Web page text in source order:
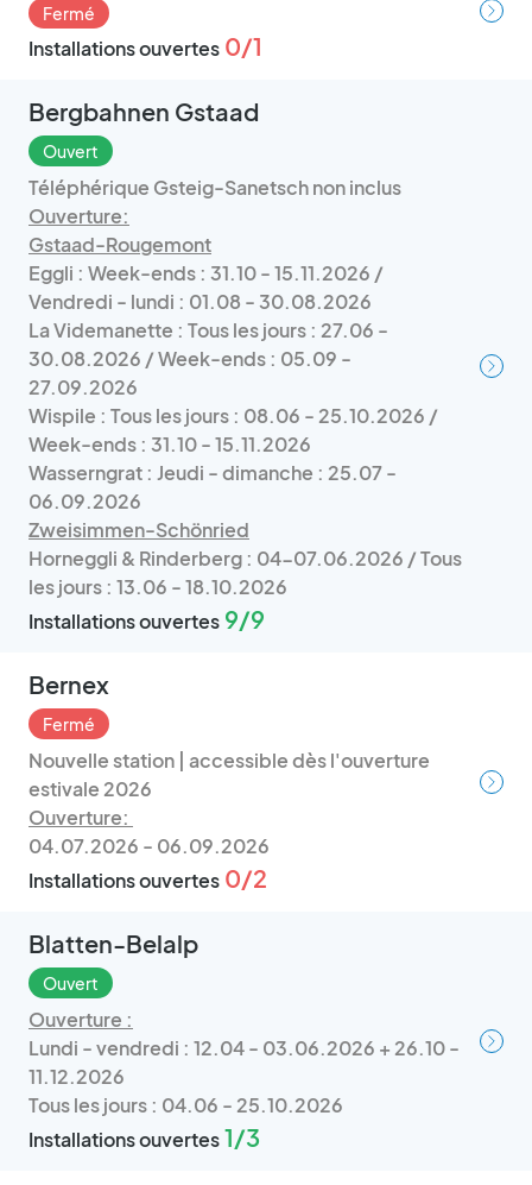
Fermé
Installations ouvertes 0/1
Bergbahnen Gstaad
Ouvert
Téléphérique Gsteig-Sanetsch non inclus
Ouverture:
Gstaad-Rougemont
Eggli : Week-ends : 31.10 - 15.11.2026 /
Vendredi - lundi : 01.08 - 30.08.2026
La Videmanette : Tous les jours : 27.06 -
30.08.2026 / Week-ends : 05.09 -
27.09.2026
Wispile : Tous les jours : 08.06 - 25.10.2026 /
Week-ends : 31.10 - 15.11.2026
Wasserngrat : Jeudi - dimanche : 25.07 -
06.09.2026
Zweisimmen-Schönried
Horneggli & Rinderberg : 04-07.06.2026 / Tous
les jours : 13.06 - 18.10.2026
Installations ouvertes 9/9
Bernex
Fermé
Nouvelle station | accessible dès l'ouverture
estivale 2026
Ouverture:
04.07.2026 - 06.09.2026
Installations ouvertes 0/2
Blatten-Belalp
Ouvert
Ouverture :
Lundi - vendredi : 12.04 - 03.06.2026 + 26.10 -
11.12.2026
Tous les jours : 04.06 - 25.10.2026
Installations ouvertes1/3